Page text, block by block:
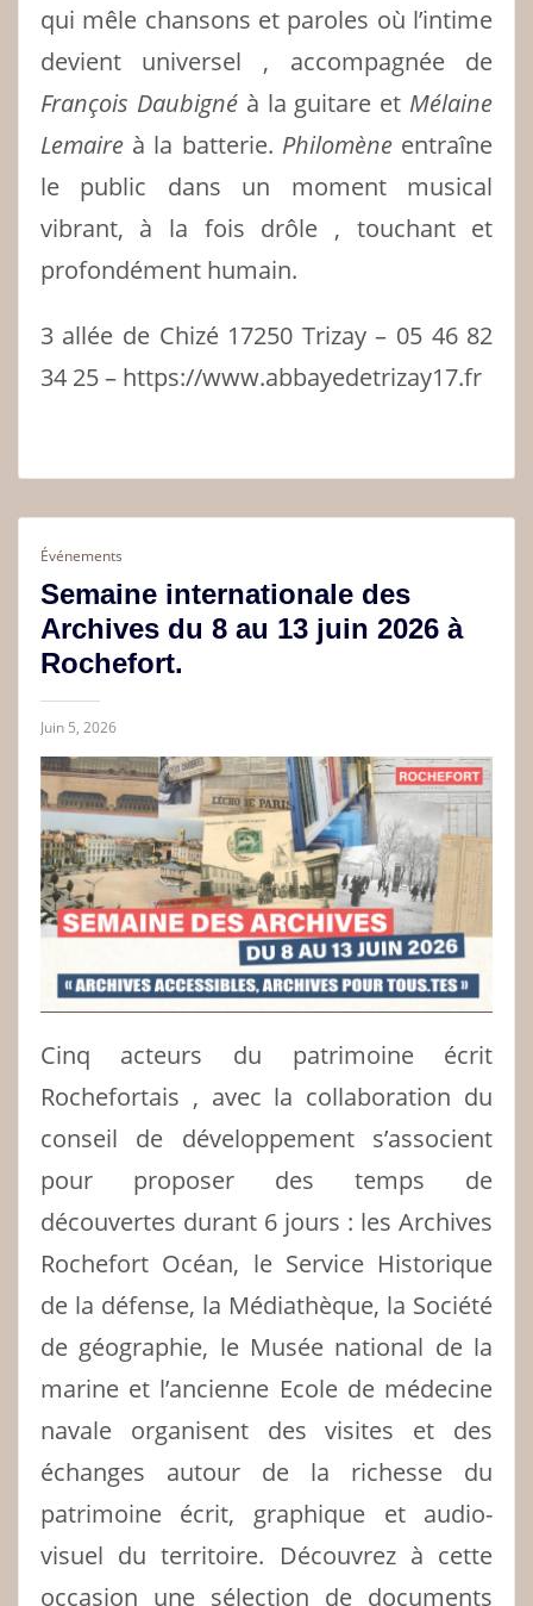
qui mêle chansons et paroles où l’intime
devient universel , accompagnée de
François Daubigné à la guitare et Mélaine
Lemaireà la batterie. Philomèneentraîne
le public dans un moment musical
vibrant, à la fois drôle , touchant et
profondément humain.
3 allée de Chizé 17250 Trizay – 05 46 82
34 25 – https://www.abbayedetrizay17.fr
Événements
Semaine internationale des
Archives du 8 au 13 juin 2026 à
Rochefort.
Juin 5, 2026
Cinq acteurs du patrimoine écrit
Rochefortais , avec la collaboration du
conseil de développement s’associent
pour proposer des temps de
découvertes durant 6 jours : les Archives
Rochefort Océan, le Service Historique
de la défense, la Médiathèque, la Société
de géographie, le Musée national de la
marine et l’ancienne Ecole de médecine
navale organisent des visites et des
échanges autour de la richesse du
patrimoine écrit, graphique et audio-
visuel du territoire. Découvrez à cette
occasion une sélection de documents